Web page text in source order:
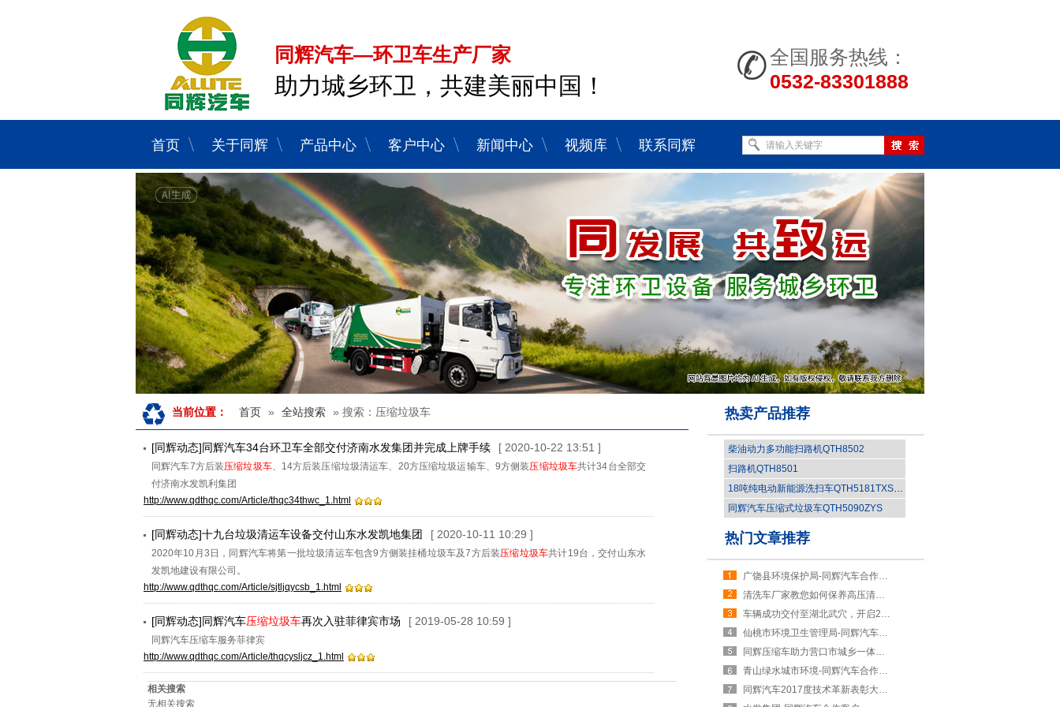
同辉汽车—环卫车生产厂家
助力城乡环卫，共建美丽中国！
全国服务热线：
0532-83301888
首页 关于同辉 产品中心 客户中心 新闻中心 视频库 联系同辉
当前位置： 首页 » 全站搜索 » 搜索：压缩垃圾车
[同辉动态]同辉汽车34台环卫车全部交付济南水发集团并完成上牌手续 [ 2020-10-22 13:51 ]
同辉汽车7方后装压缩垃圾车、14方后装压缩垃圾清运车、20方压缩垃圾运输车、9方侧装压缩垃圾车共计34台全部交
付济南水发凯利集团
http://www.qdthqc.com/Article/thqc34thwc_1.html
[同辉动态]十九台垃圾清运车设备交付山东水发凯地集团 [ 2020-10-11 10:29 ]
2020年10月3日，同辉汽车将第一批垃圾清运车包含9方侧装挂桶垃圾车及7方后装压缩垃圾车共计19台，交付山东水
发凯地建设有限公司。
http://www.qdthqc.com/Article/sjtljqycsb_1.html
[同辉动态]同辉汽车压缩垃圾车再次入驻菲律宾市场 [ 2019-05-28 10:59 ]
同辉汽车压缩车服务菲律宾
http://www.qdthqc.com/Article/thqcysljcz_1.html
相关搜索
无相关搜索
热卖产品推荐
柴油动力多功能扫路机QTH8502
扫路机QTH8501
18吨纯电动新能源洗扫车QTH5181TXSBEV
同辉汽车压缩式垃圾车QTH5090ZYS
热门文章推荐
广饶县环境保护局-同辉汽车合作伙伴
清洗车厂家教您如何保养高压清洗车
车辆成功交付至湖北武穴，开启2019新篇章！
仙桃市环境卫生管理局-同辉汽车合作伙伴
同辉压缩车助力营口市城乡一体化建设
青山绿水城市环境-同辉汽车合作客户
同辉汽车2017度技术革新表彰大会圆满闭幕